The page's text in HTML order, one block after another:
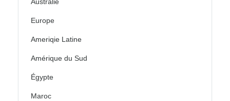
Europe
Ameriqie Latine
Amérique du Sud
Égypte
Maroc